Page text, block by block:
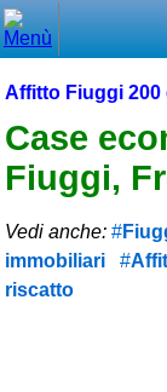
Affitto Fiuggi 200
Case
Fiuggi,
Vedi anche:
immobiliari
riscatto
Menù principale
⌂ Home
🕐 Last Minute
🕐 First Minute
🔍 Cerca